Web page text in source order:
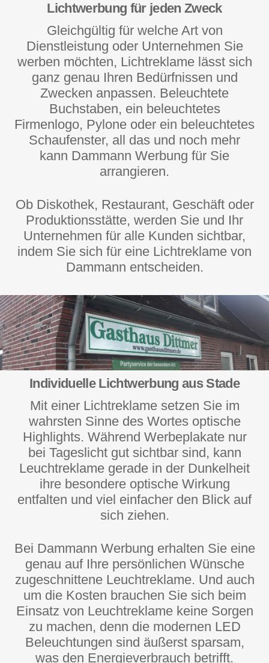
Lichtwerbung für jeden Zweck
Gleichgültig für welche Art von
Dienstleistung oder Unternehmen Sie
werben möchten, Lichtreklame lässt sich
ganz genau Ihren Bedürfnissen und
Zwecken anpassen. Beleuchtete
Buchstaben, ein beleuchtetes
Firmenlogo, Pylone oder ein beleuchtetes
Schaufenster, all das und noch mehr
kann Dammann Werbung für Sie
arrangieren.
Ob Diskothek, Restaurant, Geschäft oder
Produktionsstätte, werden Sie und Ihr
Unternehmen für alle Kunden sichtbar,
indem Sie sich für eine Lichtreklame von
Dammann entscheiden.
Individuelle Lichtwerbung aus Stade
Mit einer Lichtreklame setzen Sie im
wahrsten Sinne des Wortes optische
Highlights. Während Werbeplakate nur
bei Tageslicht gut sichtbar sind, kann
Leuchtreklame gerade in der Dunkelheit
ihre besondere optische Wirkung
entfalten und viel einfacher den Blick auf
sich ziehen.
Bei Dammann Werbung erhalten Sie eine
genau auf Ihre persönlichen Wünsche
zugeschnittene Leuchtreklame. Und auch
um die Kosten brauchen Sie sich beim
Einsatz von Leuchtreklame keine Sorgen
zu machen, denn die modernen LED
Beleuchtungen sind äußerst sparsam,
was den Energieverbrauch betrifft.